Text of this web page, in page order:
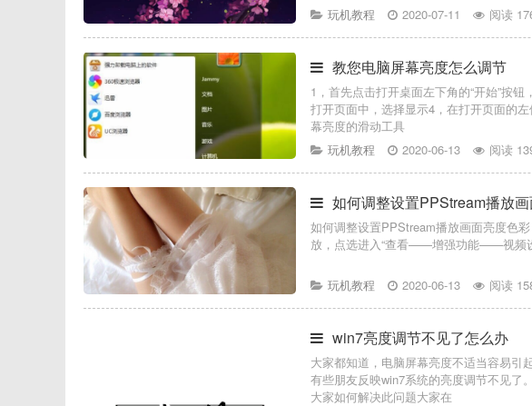
玩机教程
2020-07-11 阅读
教您电脑屏幕亮度怎么调节
1，首先点击打开桌面左下角的“开始”按钮
打开页面中，选择显示4，在打开页面的
幕亮度的滑动工具
玩机教程
2020-06-13 阅读
如何调整设置PPStream播放
如何调整设置PPStream播放画面亮度色
放，点选进入“查看——增强功能——视频
玩机教程 2020-06-13 阅读
win7亮度调节不见了怎么办
大家都知道，电脑屏幕亮度不适当容易引
有些朋友反映win7系统的亮度调节不见了
大家如何解决此问题大家在